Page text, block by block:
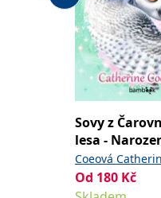
Sovy z
lesa -
oslava
Coeová
Od 180 Kč